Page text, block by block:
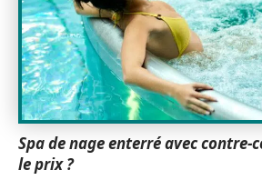
Spa de nage enterré avec contre-
le prix ?